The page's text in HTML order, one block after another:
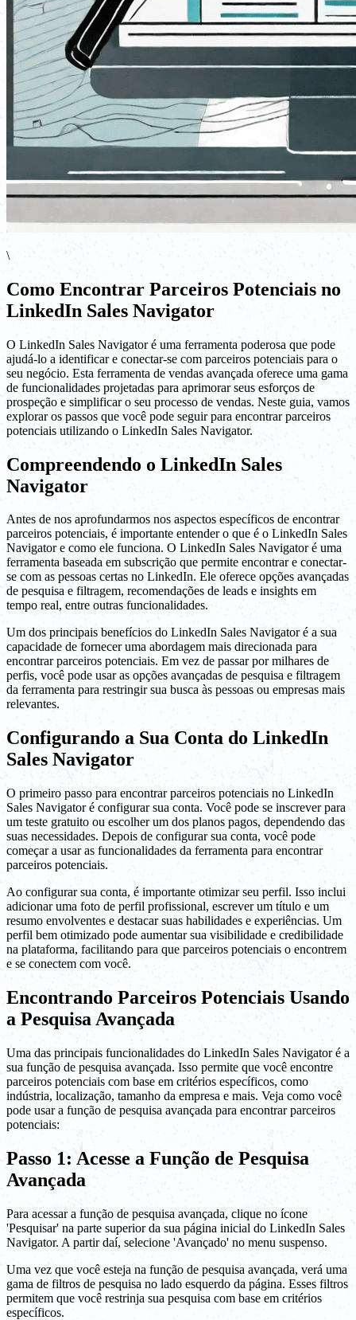
\
Como Encontrar Parceiros Potenciais no
LinkedIn Sales Navigator
O LinkedIn Sales Navigator é uma ferramenta poderosa que pode
ajudá-lo a identificar e conectar-se com parceiros potenciais para o
seu negócio. Esta ferramenta de vendas avançada oferece uma gama
de funcionalidades projetadas para aprimorar seus esforços de
prospeção e simplificar o seu processo de vendas. Neste guia, vamos
explorar os passos que você pode seguir para encontrar parceiros
potenciais utilizando o LinkedIn Sales Navigator.
Compreendendo o LinkedIn Sales
Navigator
Antes de nos aprofundarmos nos aspectos específicos de encontrar
parceiros potenciais, é importante entender o que é o LinkedIn Sales
Navigator e como ele funciona. O LinkedIn Sales Navigator é uma
ferramenta baseada em subscrição que permite encontrar e conectar-
se com as pessoas certas no LinkedIn. Ele oferece opções avançadas
de pesquisa e filtragem, recomendações de leads e insights em
tempo real, entre outras funcionalidades.
Um dos principais benefícios do LinkedIn Sales Navigator é a sua
capacidade de fornecer uma abordagem mais direcionada para
encontrar parceiros potenciais. Em vez de passar por milhares de
perfis, você pode usar as opções avançadas de pesquisa e filtragem
da ferramenta para restringir sua busca às pessoas ou empresas mais
relevantes.
Configurando a Sua Conta do LinkedIn
Sales Navigator
O primeiro passo para encontrar parceiros potenciais no LinkedIn
Sales Navigator é configurar sua conta. Você pode se inscrever para
um teste gratuito ou escolher um dos planos pagos, dependendo das
suas necessidades. Depois de configurar sua conta, você pode
começar a usar as funcionalidades da ferramenta para encontrar
parceiros potenciais.
Ao configurar sua conta, é importante otimizar seu perfil. Isso inclui
adicionar uma foto de perfil profissional, escrever um título e um
resumo envolventes e destacar suas habilidades e experiências. Um
perfil bem otimizado pode aumentar sua visibilidade e credibilidade
na plataforma, facilitando para que parceiros potenciais o encontrem
e se conectem com você.
Encontrando Parceiros Potenciais Usando
a Pesquisa Avançada
Uma das principais funcionalidades do LinkedIn Sales Navigator é a
sua função de pesquisa avançada. Isso permite que você encontre
parceiros potenciais com base em critérios específicos, como
indústria, localização, tamanho da empresa e mais. Veja como você
pode usar a função de pesquisa avançada para encontrar parceiros
potenciais:
Passo 1: Acesse a Função de Pesquisa
Avançada
Para acessar a função de pesquisa avançada, clique no ícone
'Pesquisar' na parte superior da sua página inicial do LinkedIn Sales
Navigator. A partir daí, selecione 'Avançado' no menu suspenso.
Uma vez que você esteja na função de pesquisa avançada, verá uma
gama de filtros de pesquisa no lado esquerdo da página. Esses filtros
permitem que você restrinja sua pesquisa com base em critérios
específicos.